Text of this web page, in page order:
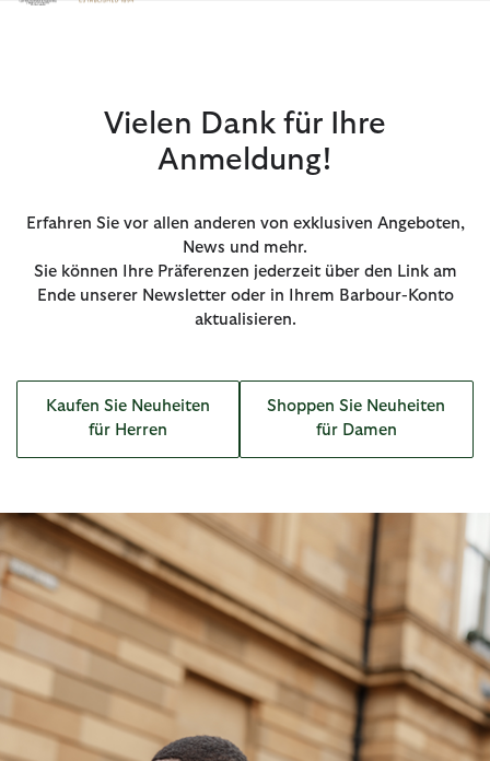
Klicken Sie hier, um unsere Barrierefreiheitserklärung
Vielen Dank für Ihre
Anmeldung!
Erfahren Sie vor allen anderen von exklusiven Angeboten,
News und mehr.
Sie können Ihre Präferenzen jederzeit über den Link am
Ende unserer Newsletter oder in Ihrem Barbour-Konto
aktualisieren.
Kaufen Sie Neuheiten
für Herren
Shoppen Sie Neuheiten
für Damen